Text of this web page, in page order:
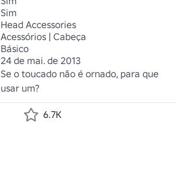
Sim
Head Accessories
Acessórios | Cabeça
Básico
24 de mai. de 2013
Se o toucado não é ornado, para que
usar um?
6.7K